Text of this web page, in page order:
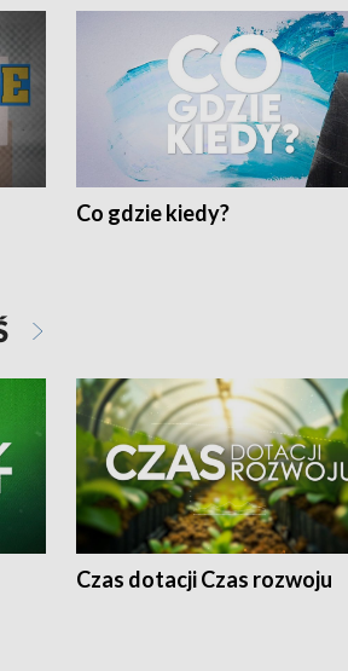
Co gdzie kiedy?
Czas dotacji Czas rozwoju